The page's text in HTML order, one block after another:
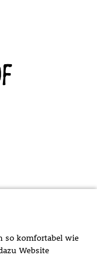
so komfortabel wie
Website